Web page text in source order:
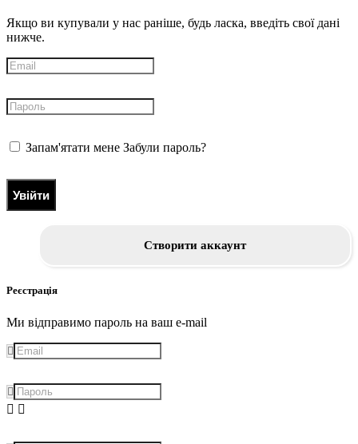
Якщо ви купували у нас раніше, будь ласка, введіть свої дані
нижче.
Запам'ятати мене Забули пароль?
Увійти
Створити аккаунт
Реєстрація
Ми відправимо пароль на ваш e-mail